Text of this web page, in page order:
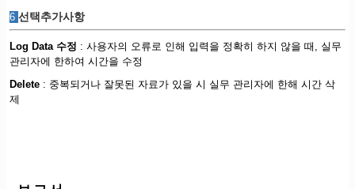
6선택추가사항
Log Data 수정 : 사용자의 오류로 인해 입력을 정확히 하지 않을 때, 실무
관리자에 한하여 시간을 수정
Delete : 중복되거나 잘못된 자료가 있을 시 실무 관리자에 한해 시간 삭
제